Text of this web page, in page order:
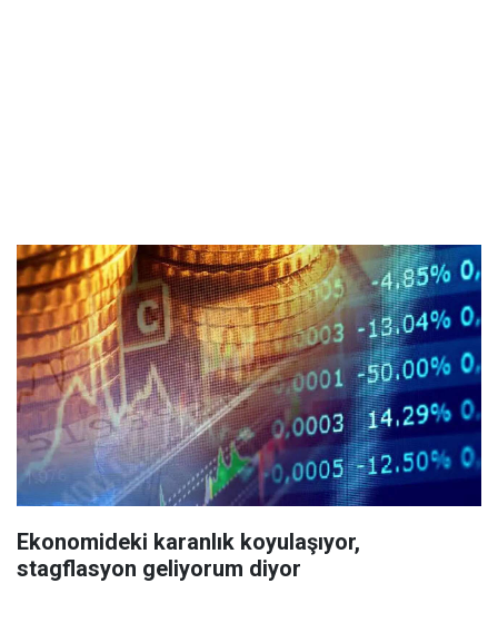
Ekonomideki karanlık koyulaşıyor,
stagflasyon geliyorum diyor